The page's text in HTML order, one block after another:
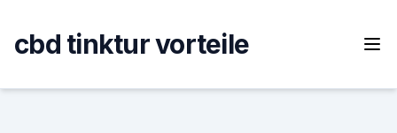
content
cbd tinktur vorteile